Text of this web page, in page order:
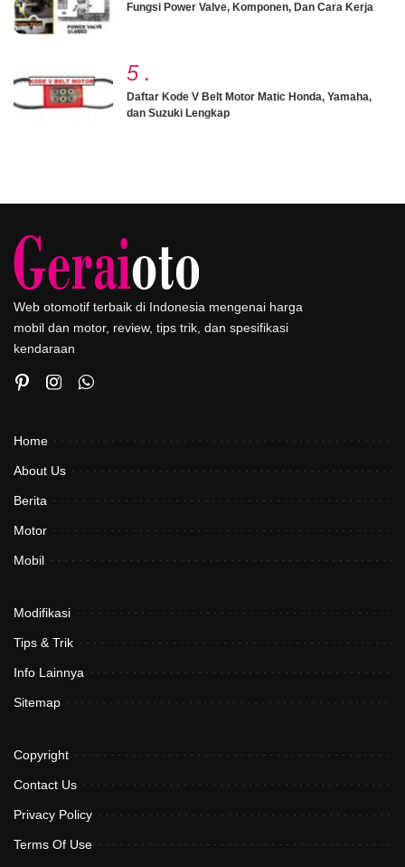
Fungsi Power Valve, Komponen, Dan Cara Kerja
5 .
Daftar Kode V Belt Motor Matic Honda, Yamaha,
dan Suzuki Lengkap
Web otomotif terbaik di Indonesia mengenai harga
mobil dan motor, review, tips trik, dan spesifikasi
kendaraan
Home
About Us
Berita
Motor
Mobil
Modifikasi
Tips & Trik
Info Lainnya
Sitemap
Copyright
Contact Us
Privacy Policy
Terms Of Use